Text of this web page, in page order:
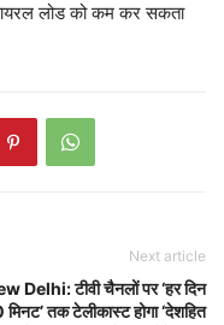
लोड को कम कर सकता
Next article
Delhi: टीवी चैनलों पर ‘हर दिन
तक टेलीकास्ट होगा ‘देशहित